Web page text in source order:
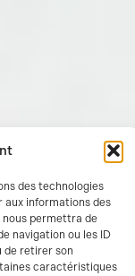
des technologies
aux informations des
nous permettra de
navigation ou les ID
de retirer son
caractéristiques